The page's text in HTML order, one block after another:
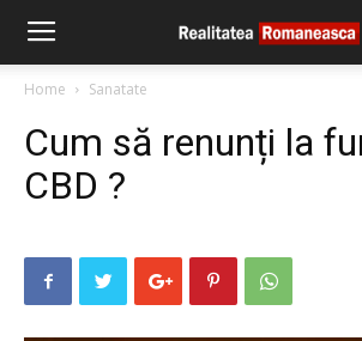
Home Sanatate
Cum să renunți la
CBD ?